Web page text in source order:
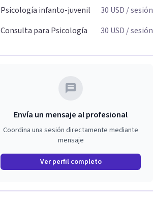
Psicología infanto-juvenil
30 USD / sesión
Consulta para Psicología
30 USD / sesión
Envía un mensaje al profesional
Coordina una sesión directamente mediante
mensaje
Ver perfil completo